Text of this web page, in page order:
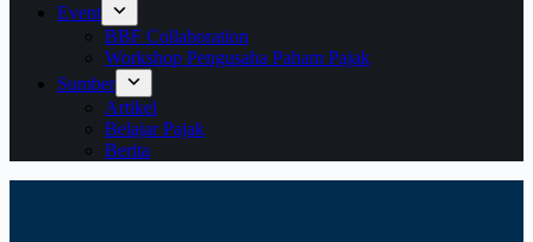
Event
BBF Collaboration
Workshop Pengusaha Paham Pajak
Sumber
Artikel
Belajar Pajak
Berita